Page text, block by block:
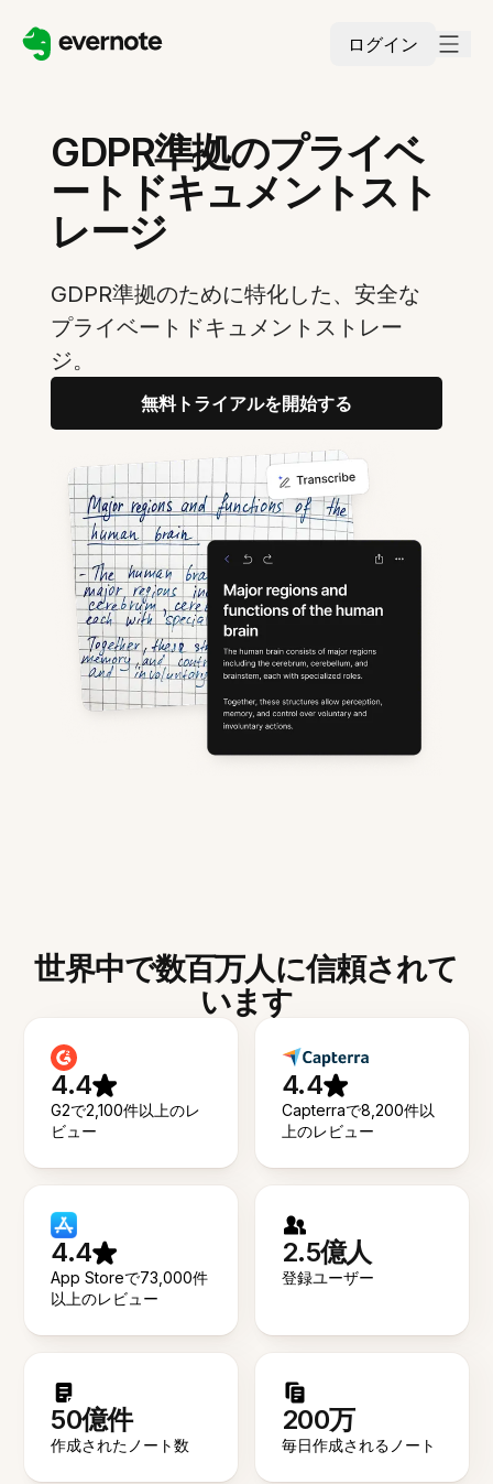
ログイン
GDPR準拠のプライベ
ートドキュメントスト
レージ
GDPR準拠のために特化した、安全な
プライベートドキュメントストレー
ジ。
無料トライアルを開始する
世界中で数百万人に信頼されて
います
4.4
G2で2,100件以上のレ
ビュー
4.4
Capterraで8,200件以
上のレビュー
4.4
App Storeで73,000件
以上のレビュー
2.5億人
登録ユーザー
50億件
作成されたノート数
200万
毎日作成されるノート